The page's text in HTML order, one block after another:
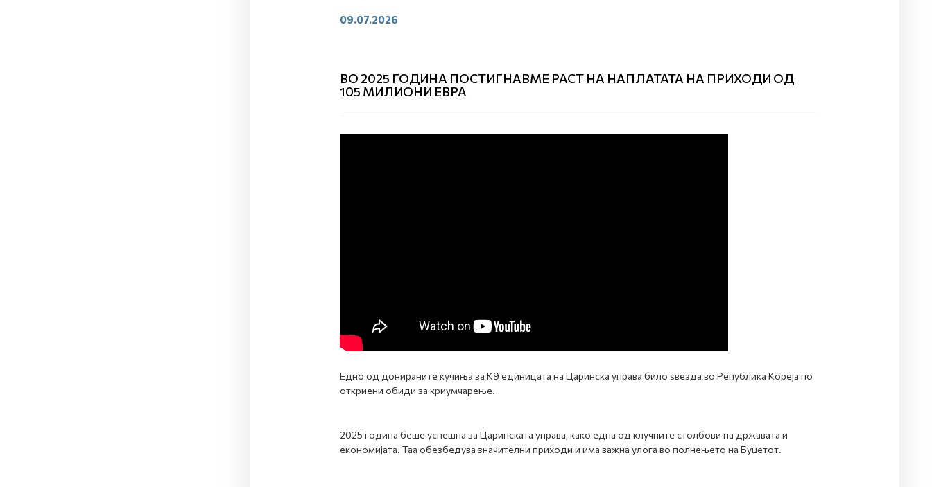
09.07.2026
ВО 2025 ГОДИНА ПОСТИГНАВМЕ РАСТ НА НАПЛАТАТА НА ПРИХОДИ ОД
105 МИЛИОНИ ЕВРА
Едно од донираните кучиња за К9 единицата на Царинска управа било ѕвезда во Република Кореја по
откриени обиди за криумчарење.
2025 година беше успешна за Царинската управа, како една од клучните столбови на државата и
економијата. Таа обезбедува значителни приходи и има важна улога во полнењето на Буџетот.